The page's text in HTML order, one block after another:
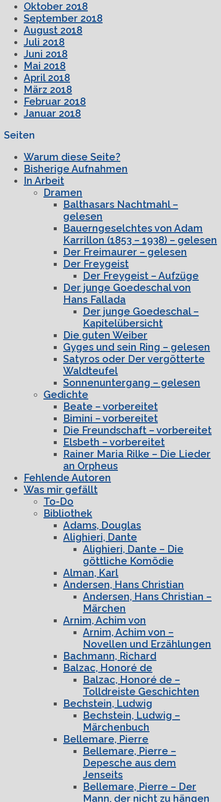
Oktober 2018
September 2018
August 2018
Juli 2018
Juni 2018
Mai 2018
April 2018
März 2018
Februar 2018
Januar 2018
Seiten
Warum diese Seite?
Bisherige Aufnahmen
In Arbeit
Dramen
Balthasars Nachtmahl –
gelesen
Bauerngeselchtes von Adam
Karrillon (1853 – 1938) – gelesen
Der Freimaurer – gelesen
Der Freygeist
Der Freygeist – Aufzüge
Der junge Goedeschal von
Hans Fallada
Der junge Goedeschal –
Kapitelübersicht
Die guten Weiber
Gyges und sein Ring – gelesen
Satyros oder Der vergötterte
Waldteufel
Sonnenuntergang – gelesen
Gedichte
Beate – vorbereitet
Bimini – vorbereitet
Die Freundschaft – vorbereitet
Elsbeth – vorbereitet
Rainer Maria Rilke – Die Lieder
an Orpheus
Fehlende Autoren
Was mir gefällt
To-Do
Bibliothek
Adams, Douglas
Alighieri, Dante
Alighieri, Dante – Die
göttliche Komödie
Alman, Karl
Andersen, Hans Christian
Andersen, Hans Christian –
Märchen
Arnim, Achim von
Arnim, Achim von –
Novellen und Erzählungen
Bachmann, Richard
Balzac, Honoré de
Balzac, Honoré de –
Tolldreiste Geschichten
Bechstein, Ludwig
Bechstein, Ludwig –
Märchenbuch
Bellemare, Pierre
Bellemare, Pierre –
Depesche aus dem
Jenseits
Bellemare, Pierre – Der
Mann, der nicht zu hängen